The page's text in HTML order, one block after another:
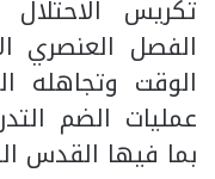
تكريس
الفصل العنصري
الوقت وتجاهله
عمليات الضم
بما فيها القدس